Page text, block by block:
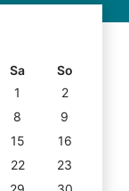
Sa
So
1
2
8
9
15
16
22
23